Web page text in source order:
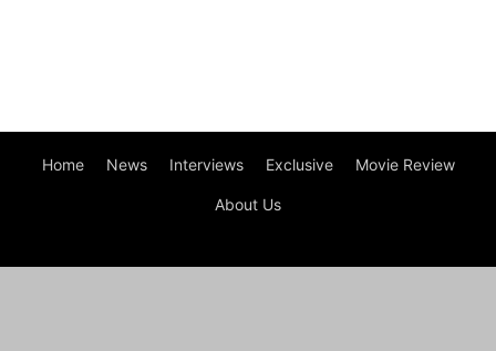
Home News Interviews Exclusive Movie Review
About Us